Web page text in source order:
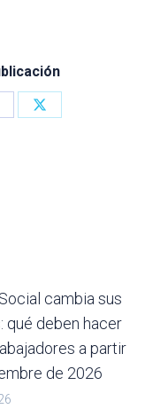
Share
cambia sus
qué deben hacer
a partir
de 2026